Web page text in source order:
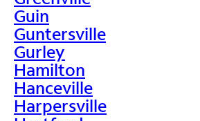
Guin
Guntersville
Gurley
Hamilton
Hanceville
Harpersville